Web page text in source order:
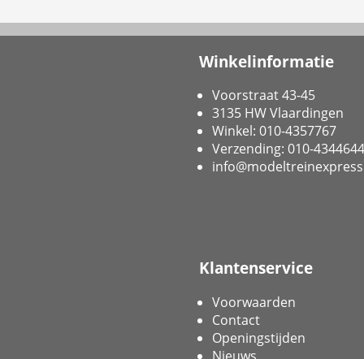
Winkelinformatie
Voorstraat 43-45
3135 HW Vlaardingen
Winkel: 010-4357767
Verzending: 010-4344644
Klantenservice
Voorwaarden
Contact
Openingstijden